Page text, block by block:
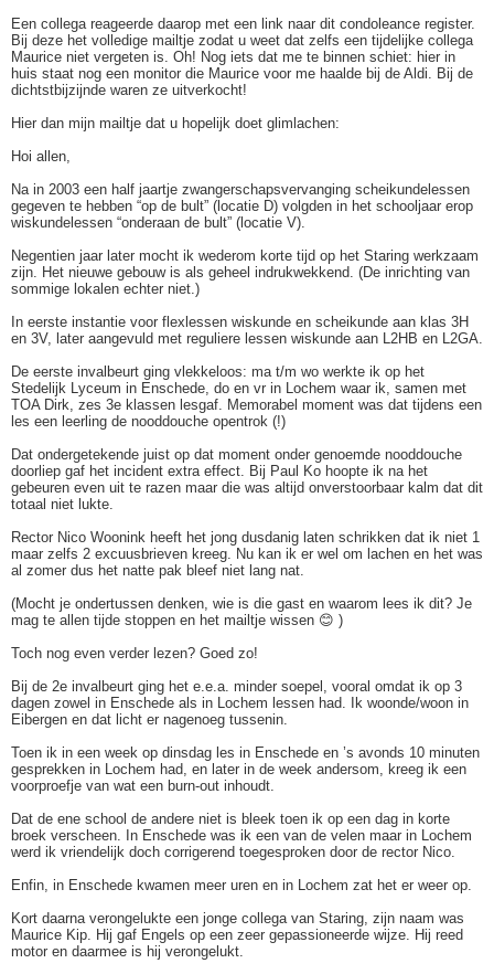
Een collega reageerde daarop met een link naar dit condoleance register.
Bij deze het volledige mailtje zodat u weet dat zelfs een tijdelijke collega
Maurice niet vergeten is. Oh! Nog iets dat me te binnen schiet: hier in
huis staat nog een monitor die Maurice voor me haalde bij de Aldi. Bij de
dichtstbijzijnde waren ze uitverkocht!
Hier dan mijn mailtje dat u hopelijk doet glimlachen:
Hoi allen,
Na in 2003 een half jaartje zwangerschapsvervanging scheikundelessen
gegeven te hebben “op de bult” (locatie D) volgden in het schooljaar erop
wiskundelessen “onderaan de bult” (locatie V).
Negentien jaar later mocht ik wederom korte tijd op het Staring werkzaam
zijn. Het nieuwe gebouw is als geheel indrukwekkend. (De inrichting van
sommige lokalen echter niet.)
In eerste instantie voor flexlessen wiskunde en scheikunde aan klas 3H
en 3V, later aangevuld met reguliere lessen wiskunde aan L2HB en L2GA.
De eerste invalbeurt ging vlekkeloos: ma t/m wo werkte ik op het
Stedelijk Lyceum in Enschede, do en vr in Lochem waar ik, samen met
TOA Dirk, zes 3e klassen lesgaf. Memorabel moment was dat tijdens een
les een leerling de nooddouche opentrok (!)
Dat ondergetekende juist op dat moment onder genoemde nooddouche
doorliep gaf het incident extra effect. Bij Paul Ko hoopte ik na het
gebeuren even uit te razen maar die was altijd onverstoorbaar kalm dat dit
totaal niet lukte.
Rector Nico Woonink heeft het jong dusdanig laten schrikken dat ik niet 1
maar zelfs 2 excuusbrieven kreeg. Nu kan ik er wel om lachen en het was
al zomer dus het natte pak bleef niet lang nat.
(Mocht je ondertussen denken, wie is die gast en waarom lees ik dit? Je
mag te allen tijde stoppen en het mailtje wissen 😊 )
Toch nog even verder lezen? Goed zo!
Bij de 2e invalbeurt ging het e.e.a. minder soepel, vooral omdat ik op 3
dagen zowel in Enschede als in Lochem lessen had. Ik woonde/woon in
Eibergen en dat licht er nagenoeg tussenin.
Toen ik in een week op dinsdag les in Enschede en ’s avonds 10 minuten
gesprekken in Lochem had, en later in de week andersom, kreeg ik een
voorproefje van wat een burn-out inhoudt.
Dat de ene school de andere niet is bleek toen ik op een dag in korte
broek verscheen. In Enschede was ik een van de velen maar in Lochem
werd ik vriendelijk doch corrigerend toegesproken door de rector Nico.
Enfin, in Enschede kwamen meer uren en in Lochem zat het er weer op.
Kort daarna verongelukte een jonge collega van Staring, zijn naam was
Maurice Kip. Hij gaf Engels op een zeer gepassioneerde wijze. Hij reed
motor en daarmee is hij verongelukt.